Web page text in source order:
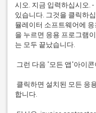
시오. 지금 입력하십시오.
있습니다. 그것을 클릭하
뮬레이터 소프트웨어에
을 누르면 응용 프로그램